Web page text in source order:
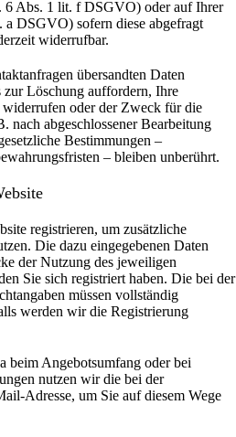
6 Abs. 1 lit. f DSGVO) oder auf Ihrer
DSGVO) sofern diese abgefragt
widerrufbar.
übersandten Daten
zur Löschung auffordern, Ihre
oder der Zweck für die
nach abgeschlossener Bearbeitung
Bestimmungen –
– bleiben unberührt.
registrieren, um zusätzliche
Die dazu eingegebenen Daten
der Nutzung des jeweiligen
Sie sich registriert haben. Die bei der
müssen vollständig
werden wir die Registrierung
beim Angebotsumfang oder bei
nutzen wir die bei der
Adresse, um Sie auf diesem Wege